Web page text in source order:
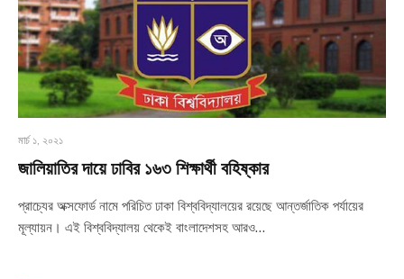
মার্চ ১, ২০২১
জালিয়াতির দায়ে ঢাবির ১৬৩ শিক্ষার্থী বহিষ্কার
প্রাচ্যের অক্সফোর্ড নামে পরিচিত ঢাকা বিশ্ববিদ্যালয়ের রয়েছে আন্তর্জাতিক পর্যায়ের
মূল্যায়ন। এই বিশ্ববিদ্যালয় থেকেই বাংলাদেশসহ আরও…